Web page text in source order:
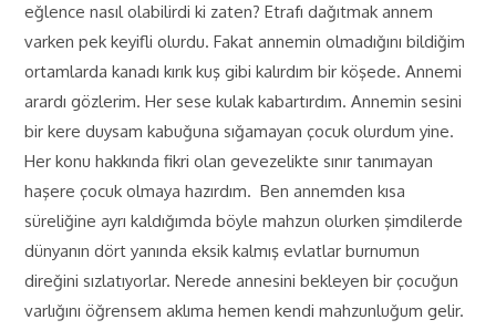
eğlence nasıl olabilirdi ki zaten? Etrafı dağıtmak annem
varken pek keyifli olurdu. Fakat annemin olmadığını bildiğim
ortamlarda kanadı kırık kuş gibi kalırdım bir köşede. Annemi
arardı gözlerim. Her sese kulak kabartırdım. Annemin sesini
bir kere duysam kabuğuna sığamayan çocuk olurdum yine.
Her konu hakkında fikri olan gevezelikte sınır tanımayan
haşere çocuk olmaya hazırdım. Ben annemden kısa
süreliğine ayrı kaldığımda böyle mahzun olurken şimdilerde
dünyanın dört yanında eksik kalmış evlatlar burnumun
direğini sızlatıyorlar. Nerede annesini bekleyen bir çocuğun
varlığını öğrensem aklıma hemen kendi mahzunluğum gelir.